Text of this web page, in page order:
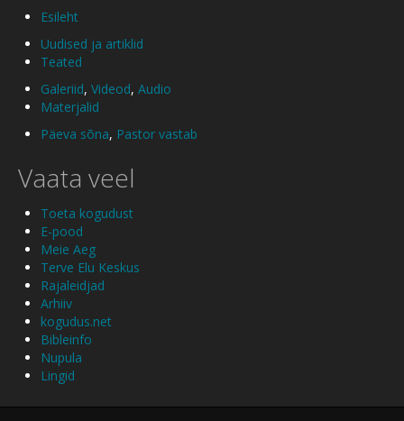
Esileht
Uudised ja artiklid
Teated
Galeriid, Videod, Audio
Materjalid
Päeva sõna, Pastor vastab
Vaata veel
Toeta kogudust
E-pood
Meie Aeg
Terve Elu Keskus
Rajaleidjad
Arhiiv
kogudus.net
Bibleinfo
Nupula
Lingid